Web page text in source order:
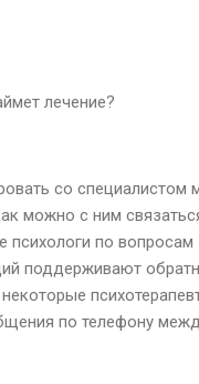
лечение?
со специалистом
можно с ним
психологи по вопросам
поддерживают
по телефону